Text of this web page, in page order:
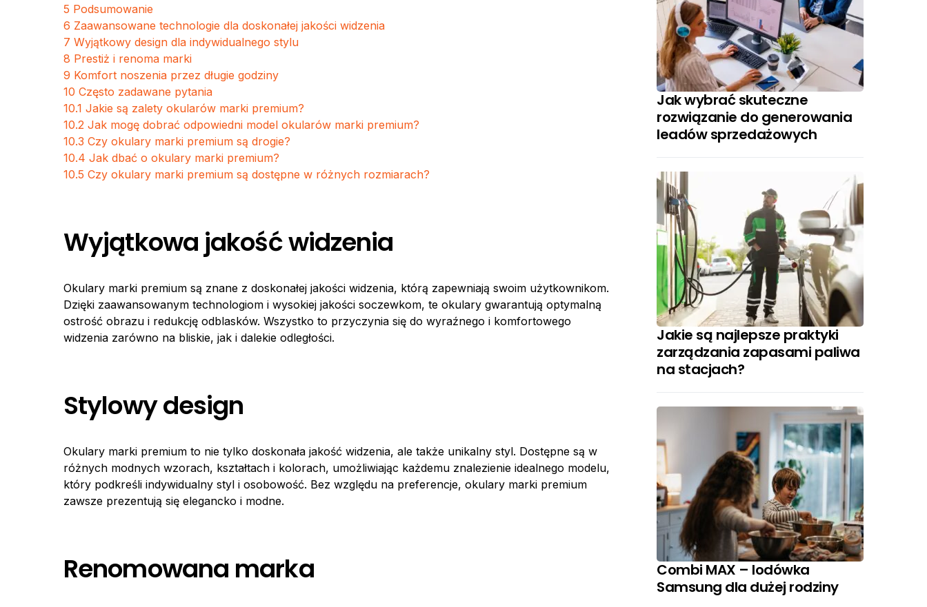
5 Podsumowanie
6 Zaawansowane technologie dla doskonałej jakości widzenia
7 Wyjątkowy design dla indywidualnego stylu
8 Prestiż i renoma marki
9 Komfort noszenia przez długie godziny
10 Często zadawane pytania
10.1 Jakie są zalety okularów marki premium?
10.2 Jak mogę dobrać odpowiedni model okularów marki premium?
10.3 Czy okulary marki premium są drogie?
10.4 Jak dbać o okulary marki premium?
10.5 Czy okulary marki premium są dostępne w różnych rozmiarach?
Wyjątkowa jakość widzenia
Okulary marki premium są znane z doskonałej jakości widzenia, którą zapewniają swoim użytkownikom.
Dzięki zaawansowanym technologiom i wysokiej jakości soczewkom, te okulary gwarantują optymalną
ostrość obrazu i redukcję odblasków. Wszystko to przyczynia się do wyraźnego i komfortowego
widzenia zarówno na bliskie, jak i dalekie odległości.
Stylowy design
Okulary marki premium to nie tylko doskonała jakość widzenia, ale także unikalny styl. Dostępne są w
różnych modnych wzorach, kształtach i kolorach, umożliwiając każdemu znalezienie idealnego modelu,
który podkreśli indywidualny styl i osobowość. Bez względu na preferencje, okulary marki premium
zawsze prezentują się elegancko i modne.
Renomowana marka
Jak wybrać skuteczne
rozwiązanie do generowania
leadów sprzedażowych
Jakie są najlepsze praktyki
zarządzania zapasami paliwa
na stacjach?
Combi MAX – lodówka
Samsung dla dużej rodziny